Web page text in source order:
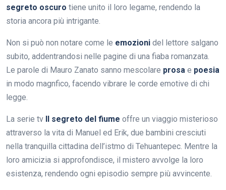
segreto oscuro tiene unito il loro legame, rendendo la
storia ancora più intrigante.
Non si può non notare come le emozioni del lettore salgano
subito, addentrandosi nelle pagine di una fiaba romanzata.
Le parole di Mauro Zanato sanno mescolare prosa e poesia
in modo magnfico, facendo vibrare le corde emotive di chi
legge.
La serie tv Il segreto del fiume offre un viaggio misterioso
attraverso la vita di Manuel ed Erik, due bambini cresciuti
nella tranquilla cittadina dell’istmo di Tehuantepec. Mentre la
loro amicizia si approfondisce, il mistero avvolge la loro
esistenza, rendendo ogni episodio sempre più avvincente.